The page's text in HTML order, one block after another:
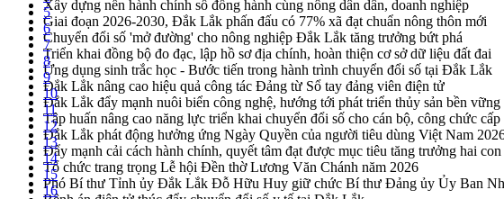
Xây dựng nền hành chính số đồng hành cùng nông dân dân, doanh nghiệp
Giai đoạn 2026-2030, Đắk Lắk phấn đấu có 77% xã đạt chuẩn nông thôn mới
Chuyển đổi số 'mở đường' cho nông nghiệp Đắk Lắk tăng trưởng bứt phá
Triển khai đồng bộ đo đạc, lập hồ sơ địa chính, hoàn thiện cơ sở dữ liệu đất đai
Ứng dụng sinh trắc học - Bước tiến trong hành trình chuyển đổi số tại Đắk Lắk
Đắk Lắk nâng cao hiệu quả công tác Đảng từ Sổ tay đảng viên điện tử
Đắk Lắk đẩy mạnh nuôi biển công nghệ, hướng tới phát triển thủy sản bền vững
Tập huấn nâng cao năng lực triển khai chuyển đổi số cho cán bộ, công chức cấp
Đắk Lắk phát động hưởng ứng Ngày Quyền của người tiêu dùng Việt Nam
Đẩy mạnh cải cách hành chính, quyết tâm đạt được mục tiêu tăng trưởng hai
Tổ chức trang trọng Lễ hội Đền thờ Lương Văn Chánh năm 2026
Phó Bí thư Tỉnh ủy Đắk Lắk Đỗ Hữu Huy giữ chức Bí thư Đảng ủy Ủy Ban
5
6
7
8
9
10
11
12
13
14
15
16